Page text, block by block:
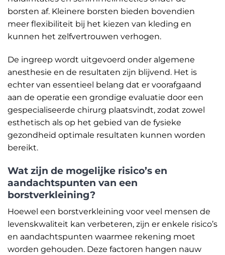
borsten af. Kleinere borsten bieden bovendien
meer flexibiliteit bij het kiezen van kleding en
kunnen het zelfvertrouwen verhogen.
De ingreep wordt uitgevoerd onder algemene
anesthesie en de resultaten zijn blijvend. Het is
echter van essentieel belang dat er voorafgaand
aan de operatie een grondige evaluatie door een
gespecialiseerde chirurg plaatsvindt, zodat zowel
esthetisch als op het gebied van de fysieke
gezondheid optimale resultaten kunnen worden
bereikt.
Wat zijn de mogelijke risico’s en
aandachtspunten van een
borstverkleining?
Hoewel een borstverkleining voor veel mensen de
levenskwaliteit kan verbeteren, zijn er enkele risico’s
en aandachtspunten waarmee rekening moet
worden gehouden. Deze factoren hangen nauw